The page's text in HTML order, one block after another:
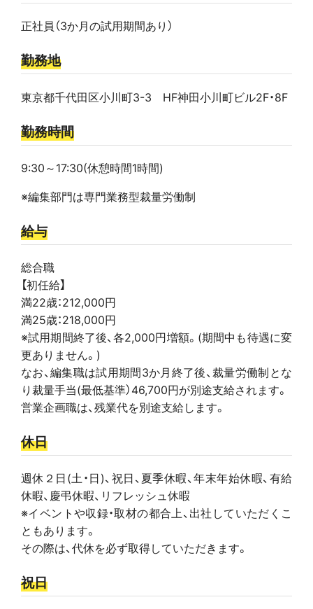
正社員（3か月の試用期間あり）
勤務地
東京都千代田区小川町3-3 HF神田小川町ビル2F・8F
勤務時間
9:30～17:30(休憩時間1時間)
※編集部門は専門業務型裁量労働制
給与
総合職
【初任給】
満22歳：212,000円
満25歳：218,000円
※試用期間終了後、各2,000円増額。(期間中も待遇に変
更ありません。)
なお、編集職は試用期間3か月終了後、裁量労働制とな
り裁量手当(最低基準）46,700円が別途支給されます。
営業企画職は、残業代を別途支給します。
休日
週休２日(土・日)、祝日、夏季休暇、年末年始休暇、有給
休暇、慶弔休暇、リフレッシュ休暇
※イベントや収録・取材の都合上、出社していただくこ
ともあります。
その際は、代休を必ず取得していただきます。
祝日